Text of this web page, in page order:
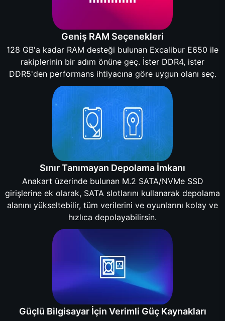
Geniş RAM Seçenekleri
128 GB'a kadar RAM desteği bulunan Excalibur E650 ile
rakiplerinin bir adım önüne geç. İster DDR4, ister
DDR5'den performans ihtiyacına göre uygun olanı seç.
Sınır Tanımayan Depolama İmkanı
Anakart üzerinde bulunan M.2 SATA/NVMe SSD
girişlerine ek olarak, SATA slotlarını kullanarak depolama
alanını yükseltebilir, tüm verilerini ve oyunlarını kolay ve
hızlıca depolayabilirsin.
Güçlü Bilgisayar İçin Verimli Güç Kaynakları